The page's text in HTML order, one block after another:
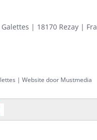
| 18170 Rezay |
| Website door Mustmedia